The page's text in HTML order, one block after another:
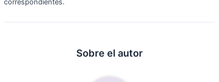
correspondientes.
Sobre el autor